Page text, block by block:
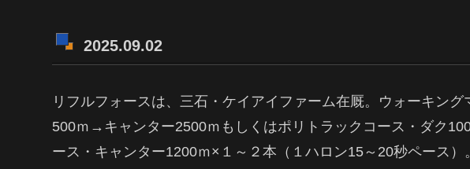
2025.09.02
リフルフォースは、三石・ケイアイファーム在厩。ウォーキン
500ｍ→キャンター2500ｍもしくはポリトラックコース・ダク
ース・キャンター1200ｍ×１～２本（１ハロン15～20秒ペース）。